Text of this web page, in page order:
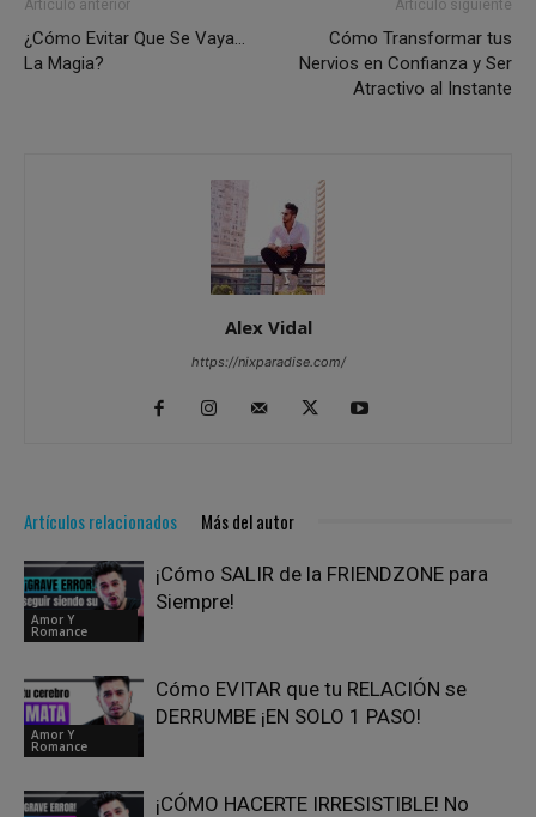
Artículo anterior
¿Cómo Evitar Que Se Vaya…
La Magia?
Artículo siguiente
Cómo Transformar tus
Nervios en Confianza y Ser
Atractivo al Instante
Alex Vidal
https://nixparadise.com/
Artículos relacionados Más del autor
Amor Y
Romance
¡Cómo SALIR de la FRIENDZONE para
Siempre!
Amor Y
Romance
Cómo EVITAR que tu RELACIÓN se
DERRUMBE ¡EN SOLO 1 PASO!
¡CÓMO HACERTE IRRESISTIBLE! No